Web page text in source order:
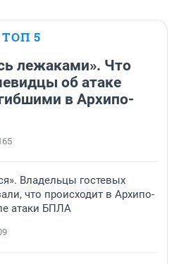
ТОП 5
лежаками». Что
об атаке
в Архипо-
Владельцы гостевых
что происходит в Архипо-
атаки БПЛА